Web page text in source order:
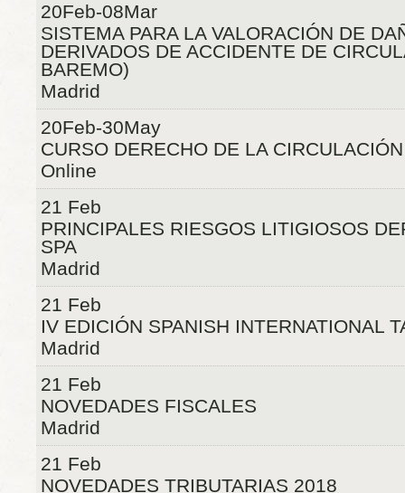
20Feb-08Mar
SISTEMA PARA LA VALORACIÓN DE
DERIVADOS DE ACCIDENTE DE
BAREMO)
Madrid
20Feb-30May
CURSO DERECHO DE LA CIRCULACIÓN
Online
21 Feb
PRINCIPALES RIESGOS LITIGIOSOS
SPA
Madrid
21 Feb
IV EDICIÓN SPANISH INTERNATIONAL
Madrid
21 Feb
NOVEDADES FISCALES
Madrid
21 Feb
NOVEDADES TRIBUTARIAS 2018